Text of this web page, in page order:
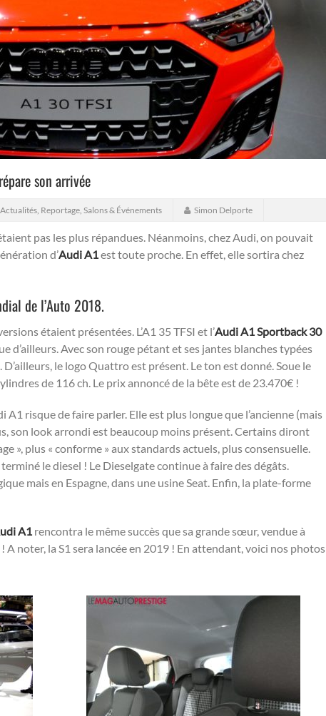
son arrivée
Actualités, Reportage, Salons & Événements Simon Delporte
pas les plus répandues. Néanmoins, chez Audi, on pouvait
d’Audi A1est toute proche. En effet, elle sortira chez
de l’Auto 2018.
étaient présentées. L’A1 35 TFSI et l’Audi A1 Sportback 30
d’ailleurs. Avec son rouge pétant et ses jantes blanches typées
le logo Quattro est présent. Le ton est donné. Soue le
de 116 ch. Le prix annoncé de la bête est de 23.470€ !
A1 risque de faire parler. Elle est plus longue que l’ancienne (mais
son look arrondi est beaucoup moins présent. Certains diront
», plus « conforme » aux standards actuels, plus consensuelle.
le diesel ! Le Dieselgate continue à faire des dégâts.
mais en Espagne, dans une usine Seat. Enfin, la plate-forme
A1 rencontra le même succès que sa grande sœur, vendue à
A noter, la S1 sera lancée en 2019 ! En attendant, voici nos photos